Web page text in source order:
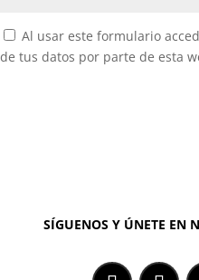
Al usar este formulario
de tus datos por parte de esta
SÍGUENOS Y ÚNETE EN